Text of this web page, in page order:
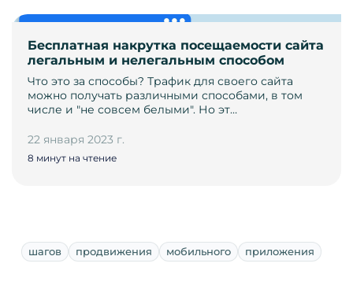
Бесплатная накрутка посещаемости сайта
легальным и нелегальным способом
Что это за способы? Трафик для своего сайта
можно получать различными способами, в том
числе и "не совсем белыми". Но эт…
22 января 2023 г.
8 минут на чтение
шагов продвижения мобильного приложения